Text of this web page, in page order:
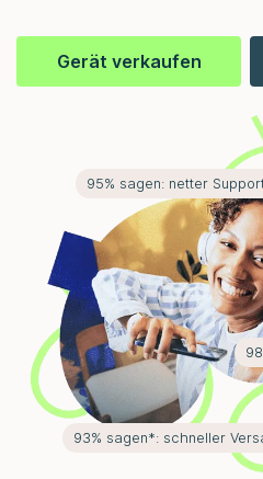
Gerät verkaufen
95% sagen: netter
93% sagen*: schneller